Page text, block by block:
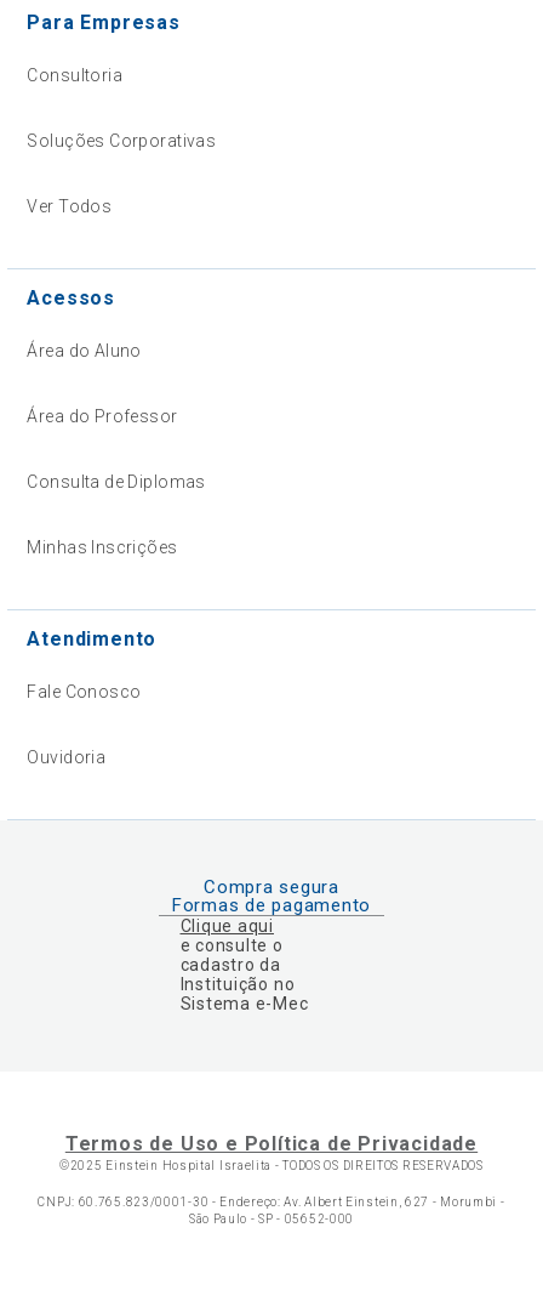
Para Empresas
Consultoria
Soluções Corporativas
Ver Todos
Acessos
Área do Aluno
Área do Professor
Consulta de Diplomas
Minhas Inscrições
Atendimento
Fale Conosco
Ouvidoria
Compra segura
Formas de pagamento
Clique aqui
e consulte o
cadastro da
Instituição no
Sistema e-Mec
Termos de Uso e Política de Privacidade
©2025 Einstein Hospital Israelita -TODOS OS DIREITOS RESERVADOS
CNPJ: 60.765.823/0001-30 - Endereço: Av. Albert Einstein, 627 - Morumbi -
São Paulo - SP - 05652-000